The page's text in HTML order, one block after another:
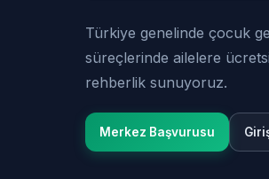
Türkiye genelinde çocuk
süreçlerinde ailelere
rehberlik sunuyoruz.
Merkez Başvurusu